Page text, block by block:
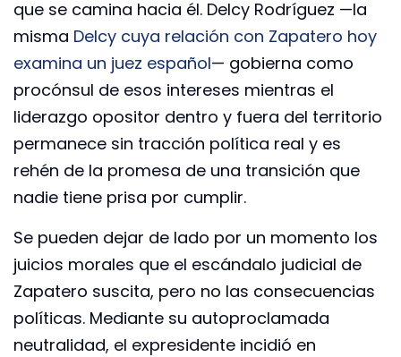
que se camina hacia él. Delcy Rodríguez —la
misma Delcy cuya relación con Zapatero hoy
examina un juez español— gobierna como
procónsul de esos intereses mientras el
liderazgo opositor dentro y fuera del territorio
permanece sin tracción política real y es
rehén de la promesa de una transición que
nadie tiene prisa por cumplir.
Se pueden dejar de lado por un momento los
juicios morales que el escándalo judicial de
Zapatero suscita, pero no las consecuencias
políticas. Mediante su autoproclamada
neutralidad, el expresidente incidió en